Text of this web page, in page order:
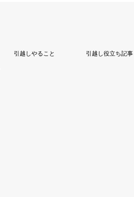
引越しやること
引越し役立ち記事